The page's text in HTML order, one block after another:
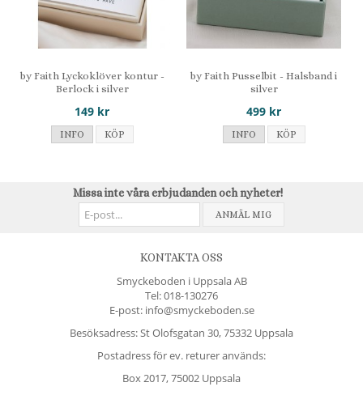
by Faith Lyckoklöver kontur -
Berlock i silver
149 kr
INFO KÖP
by Faith Pusselbit - Halsband i
silver
499 kr
INFO KÖP
Missa inte våra erbjudanden och nyheter!
ANMÄL MIG
KONTAKTA OSS
Smyckeboden i Uppsala AB
Tel:018-130276
E-post: info@smyckeboden.se
Besöksadress: St Olofsgatan 30, 75332 Uppsala
Postadress för ev. returer används:
Box 2017, 75002 Uppsala